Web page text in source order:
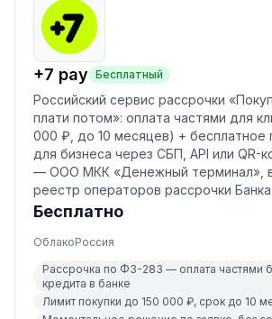
+7 pay Бесплатный
Российский сервис рассрочки
плати потом»: оплата частями для
000 ₽, до 10 месяцев) + бесплатное
для бизнеса через СБП, API или QR-
— ООО МКК «Денежный терминал»,
реестр операторов рассрочки
Бесплатно
ОблакоРоссия
Рассрочка по ФЗ-283 — оплата частями
кредита в банке
Лимит покупки до 150 000 ₽, срок до 10